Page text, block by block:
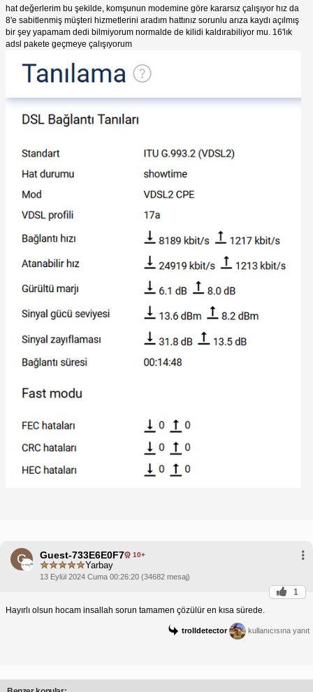
hat değerlerim bu şekilde, komşunun modemine göre kararsız çalışıyor hız da
8'e sabitlenmiş müşteri hizmetlerini aradım hattınız sorunlu arıza kaydı açılmış
bir şey yapamam dedi bilmiyorum normalde de kilidi kaldırabiliyor mu. 16'lık
adsl pakete geçmeye çalışıyorum
G Guest-733E6E0F7 10+
Yarbay
13 Eylül 2024 Cuma 00:26:20 (34682 mesaj)
1
Hayırlı olsun hocam insallah sorun tamamen çözülür en kısa sürede.
trolldetector kullanıcısına yanıt